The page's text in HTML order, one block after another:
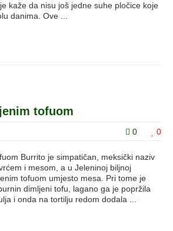
kaže da nisu još jedne suhe pločice koje
danima. Ove ...
tofuom
0 0
Burrito je simpatičan, meksički naziv
i mesom, a u Jeleninoj biljnoj
tofuom umjesto mesa. Pri tome je
dimljeni tofu, lagano ga je popržila
i onda na tortilju redom dodala ...